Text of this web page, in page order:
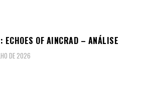
ECHOES OF AINCRAD – ANÁLISE
DE 2026